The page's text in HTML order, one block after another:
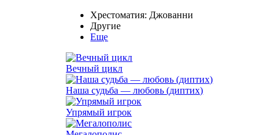
Хрестоматия: Джованни
Другие
Еще
Вечный цикл
Наша судьба — любовь (диптих)
Упрямый игрок